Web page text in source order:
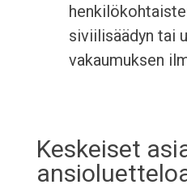
siviilisäädyn tai
vakaumuksen
Keskeiset